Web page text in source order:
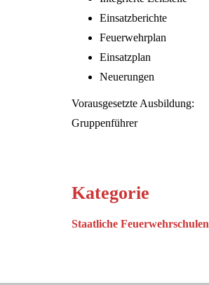
Einsatzberichte
Feuerwehrplan
Einsatzplan
Neuerungen
Vorausgesetzte Ausbildung:
Gruppenführer
Kategorie
Staatliche Feuerwehrschulen